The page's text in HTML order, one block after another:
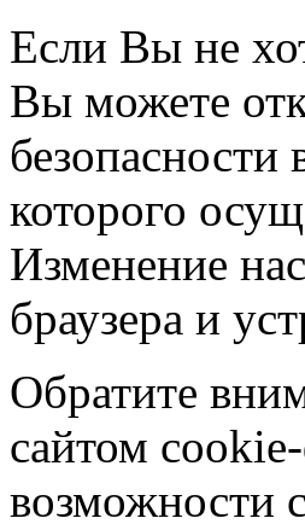
Если Вы не
Вы можете
которого
Изменение
браузера и
Обратите
сайтом
возможности